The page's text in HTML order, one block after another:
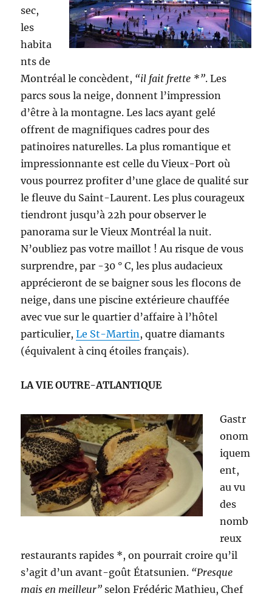
sec,
les
habita
nts de
Montréal le concèdent, “il fait frette *”. Les
parcs sous la neige, donnent l’impression
d’être à la montagne. Les lacs ayant gelé
offrent de magnifiques cadres pour des
patinoires naturelles. La plus romantique et
impressionnante est celle du Vieux-Port où
vous pourrez profiter d’une glace de qualité sur
le fleuve du Saint-Laurent. Les plus courageux
tiendront jusqu’à 22h pour observer le
panorama sur le Vieux Montréal la nuit.
N’oubliez pas votre maillot ! Au risque de vous
surprendre, par -30 ° C, les plus audacieux
apprécieront de se baigner sous les flocons de
neige, dans une piscine extérieure chauffée
avec vue sur le quartier d’affaire à l’hôtel
particulier,Le St-Martin, quatre diamants
(équivalent à cinq étoiles français).
LA VIE OUTRE-ATLANTIQUE
Gastr
onom
iquem
ent,
au vu
des
nomb
reux
restaurants rapides *, on pourrait croire qu’il
s’agit d’un avant-goût Étatsunien. “Presque
mais en meilleur” selon Frédéric Mathieu, Chef